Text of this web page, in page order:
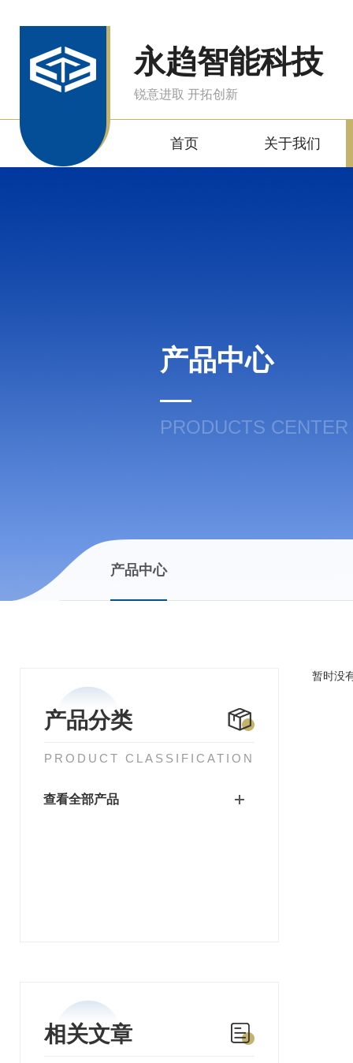
永趋智能科技
锐意进取 开拓创新
首页 关于我们
产品中心
PRODUCTS CENTER
产品中心
产品分类
PRODUCT CLASSIFICATION
查看全部产品
相关文章
暂时没